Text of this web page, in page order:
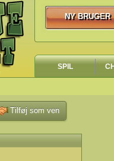
NY BRUGER
NY BRUGER
SPIL
Tilføj som ven